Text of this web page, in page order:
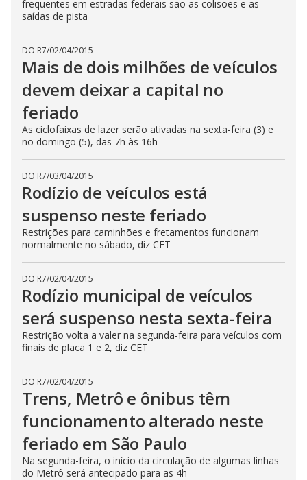
frequentes em estradas federais são as colisões e as
saídas de pista
DO R7/02/04/2015
Mais de dois milhões de veículos
devem deixar a capital no
feriado
As ciclofaixas de lazer serão ativadas na sexta-feira (3) e
no domingo (5), das 7h às 16h
DO R7/03/04/2015
Rodízio de veículos está
suspenso neste feriado
Restrições para caminhões e fretamentos funcionam
normalmente no sábado, diz CET
DO R7/02/04/2015
Rodízio municipal de veículos
será suspenso nesta sexta-feira
Restrição volta a valer na segunda-feira para veículos com
finais de placa 1 e 2, diz CET
DO R7/02/04/2015
Trens, Metrô e ônibus têm
funcionamento alterado neste
feriado em São Paulo
Na segunda-feira, o início da circulação de algumas linhas
do Metrô será antecipado para as 4h